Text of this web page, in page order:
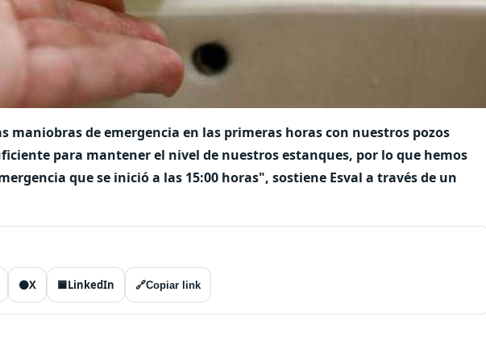
maniobras de emergencia en las primeras horas con nuestros pozos
para mantener el nivel de nuestros estanques, por lo que hemos
que se inició a las 15:00 horas", sostiene Esval a través de un
⚫X 🟦LinkedIn 🔗Copiar link